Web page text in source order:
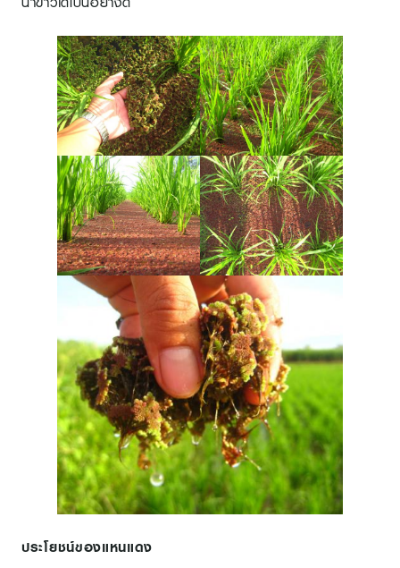
ประโยชน์ของแหนแดง